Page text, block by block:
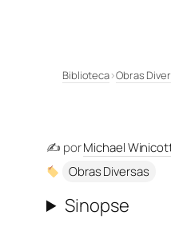
Biblioteca›Obras
✍️ porMichael
Obras Diversas
Sinopse